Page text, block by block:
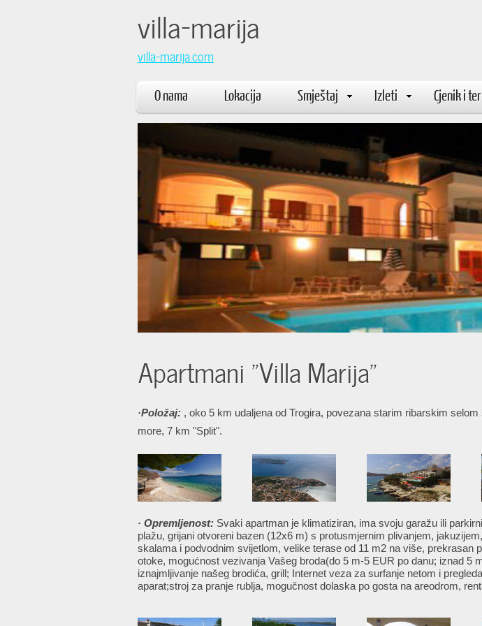
villa-
villa-marija.com
O nama Lokacija Smještaj Izleti Cjenik i
Apartmani "Villa Marija"
·Položaj: , oko 5 km udaljena od Trogira, povezana starim ribarskim
more, 7 km "Split".
· Opremljenost: Svaki apartman je klimatiziran, ima svoju garažu ili
plažu, grijani otvoreni bazen (12x6 m) s protusmjernim plivanjem,
skalama i podvodnim svijetlom, velike terase od 11 m2 na više, prekrasan
otoke, mogućnost vezivanja Vašeg broda(do 5 m-5 EUR po danu; iznad 5
iznajmljivanje našeg brodića, grill; Internet veza za surfanje netom i
aparat;stroj za pranje rublja, mogučnost dolaska po gosta na areodrom,